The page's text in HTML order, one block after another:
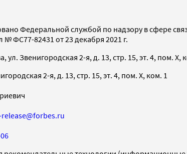
Федеральной службой по надзору в сфере
ФС77-82431 от 23 декабря 2021 г.
ул. Звенигородская 2-я, д. 13, стр. 15, эт. 4, пом. X,
2-я, д. 13, стр. 15, эт. 4, пом. X, ком. 1